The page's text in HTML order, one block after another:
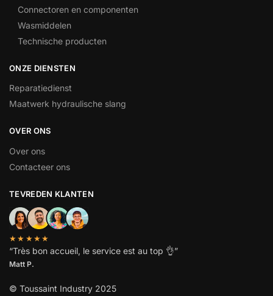
Connectoren en componenten
Wasmiddelen
Technische producten
ONZE DIENSTEN
Reparatiedienst
Maatwerk hydraulische slang
OVER ONS
Over ons
Contacteer ons
TEVREDEN KLANTEN
★★★★★
“Très bon accueil, le service est au top 👌”
Matt P.
© Toussaint Industry 2025